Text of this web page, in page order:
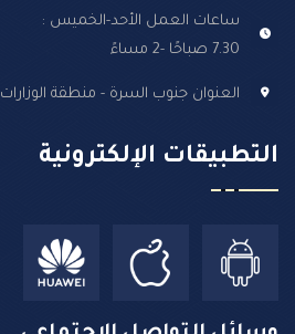
ساعات العمل الأحد-الخميس :
7.30 صباحًا -2 مساءً
العنوان جنوب السرة - منطقة الوزارات
التطبيقات الإلكترونية